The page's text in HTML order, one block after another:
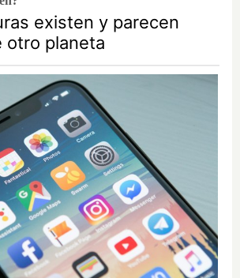
existen y parecen
otro planeta